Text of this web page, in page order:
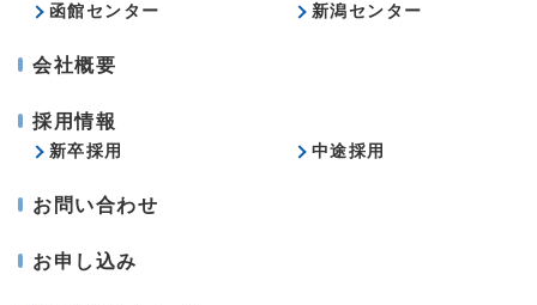
函館センター
新潟センター
会社概要
採用情報
新卒採用 中途採用
お問い合わせ
お申し込み